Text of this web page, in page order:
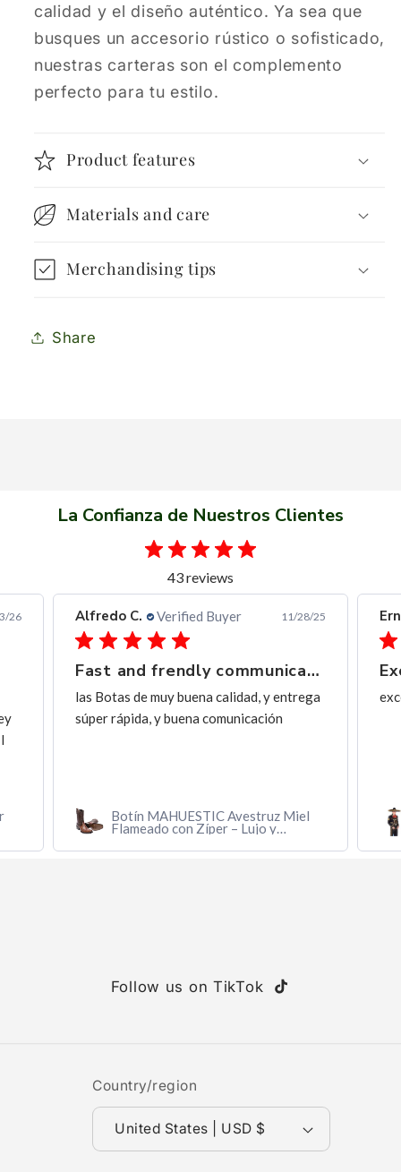
calidad y el diseño auténtico. Ya sea que
busques un accesorio rústico o sofisticado,
nuestras carteras son el complemento
perfecto para tu estilo.
Product features
Materials and care
Merchandising tips
Share
La Confianza de Nuestros Clientes
43 reviews
26 Alfredo C. Verified Buyer 11/28/25
Fast and frendly communication
las Botas de muy buena calidad, y entrega
súper rápida, y buena comunicación
Botín MAHUESTIC Avestruz Miel
Flameado con Zíper – Lujo y
Follow us on TikTok
TikTok
Country/region
United States | USD $